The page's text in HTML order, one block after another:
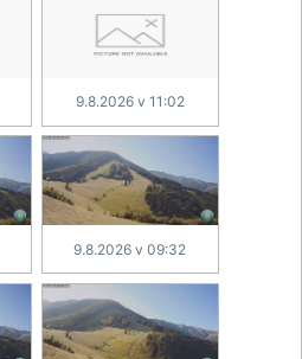
9.8.2026 v 11:02
9.8.2026 v 09:32